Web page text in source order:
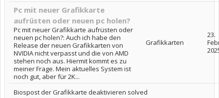
Pc mit neuer Grafikkarte
aufrüsten oder neuen pc holen?
Pc mit neuer Grafikkarte aufrüsten oder
neuen pc holen?: Auch ich habe den
Release der neuen Grafikkarten von
NVIDIA nicht verpasst und die von AMD
stehen noch aus. Hiermit kommt es zu
meiner Frage. Mein aktuelles System ist
noch gut, aber für 2K...
Grafikkarten
23.
Biospost der Grafikkarte deaktivieren solved